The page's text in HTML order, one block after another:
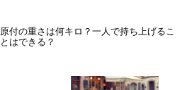
原付の重さは何キロ？一人で持ち上げるこ
とはできる？